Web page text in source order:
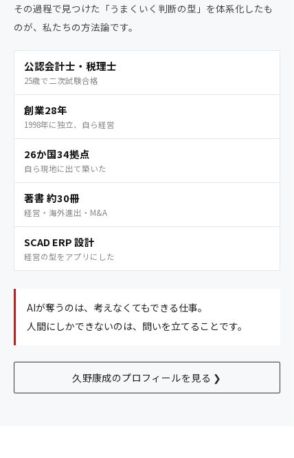
その過程で見つけた「うまくいく判断の型」を体系化したも
のが、私たちの方法論です。
公認会計士・税理士
25歳で二次試験合格
創業28年
1998年に独立、自ら経営
26か国34拠点
自ら現地に出て築いた
著書 約30冊
経営・海外進出・M&A
SCAD ERP 設計
経営の型をアプリにした
AIが奪うのは、考えなくてもできる仕事。
人間にしかできないのは、問いを立てることです。
久野康成のプロフィールを見る ❯